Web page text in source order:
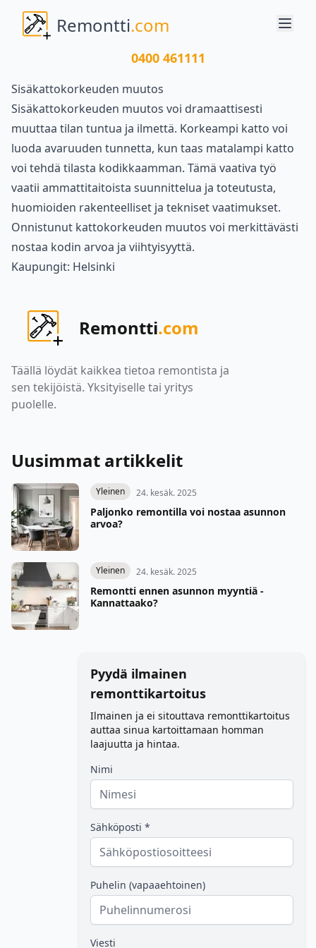
Remontti.com
0400 461111
Sisäkattokorkeuden muutos
Sisäkattokorkeuden muutos voi dramaattisesti
muuttaa tilan tuntua ja ilmettä. Korkeampi katto voi
luoda avaruuden tunnetta, kun taas matalampi katto
voi tehdä tilasta kodikkaamman. Tämä vaativa työ
vaatii ammattitaitoista suunnittelua ja toteutusta,
huomioiden rakenteelliset ja tekniset vaatimukset.
Onnistunut kattokorkeuden muutos voi merkittävästi
nostaa kodin arvoa ja viihtyisyyttä.
Kaupungit: Helsinki
Remontti.com
Täällä löydät kaikkea tietoa remontista ja
sen tekijöistä. Yksityiselle tai yritys
puolelle.
Uusimmat artikkelit
Yleinen 24. kesäk. 2025
Paljonko remontilla voi nostaa asunnon
arvoa?
Yleinen 24. kesäk. 2025
Remontti ennen asunnon myyntiä -
Kannattaako?
Pyydä ilmainen
remonttikartoitus
Ilmainen ja ei sitouttava remonttikartoitus
auttaa sinua kartoittamaan homman
laajuutta ja hintaa.
Nimi
Sähköposti *
Puhelin (vapaaehtoinen)
Viesti